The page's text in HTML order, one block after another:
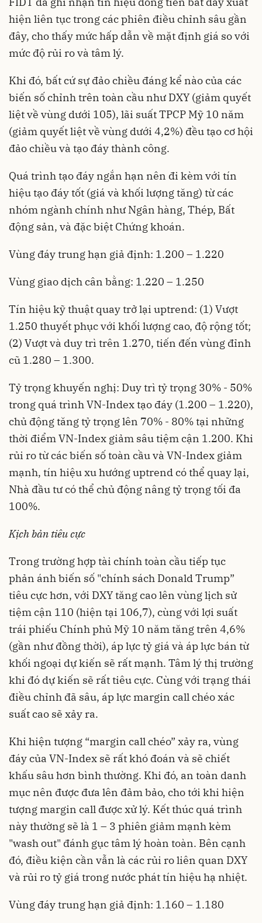
hiện liên tục trong các phiên điều chỉnh sâu gần
đây, cho thấy mức hấp dẫn về mặt định giá so với
mức độ rủi ro và tâm lý.
Khi đó, bất cứ sự đảo chiều đáng kể nào của các
biến số chỉnh trên toàn cầu như DXY (giảm quyết
liệt về vùng dưới 105), lãi suất TPCP Mỹ 10 năm
(giảm quyết liệt về vùng dưới 4,2%) đều tạo cơ hội
đảo chiều và tạo đáy thành công.
Quá trình tạo đáy ngắn hạn nên đi kèm với tín
hiệu tạo đáy tốt (giá và khối lượng tăng) từ các
nhóm ngành chính như Ngân hàng, Thép, Bất
động sản, và đặc biệt Chứng khoán.
Vùng đáy trung hạn giả định: 1.200 – 1.220
Vùng giao dịch cân bằng: 1.220 – 1.250
Tín hiệu kỹ thuật quay trở lại uptrend: (1) Vượt
1.250 thuyết phục với khối lượng cao, độ rộng tốt;
(2) Vượt và duy trì trên 1.270, tiến đến vùng đỉnh
cũ 1.280 – 1.300.
Tỷ trọng khuyến nghị: Duy trì tỷ trọng 30% - 50%
trong quá trình VN-Index tạo đáy (1.200 – 1.220),
chủ động tăng tỷ trọng lên 70% - 80% tại những
thời điểm VN-Index giảm sâu tiệm cận 1.200. Khi
rủi ro từ các biến số toàn cầu và VN-Index giảm
mạnh, tín hiệu xu hướng uptrend có thể quay lại,
Nhà đầu tư có thể chủ động nâng tỷ trọng tối đa
100%.
Kịch bản tiêu cực
Trong trường hợp tài chính toàn cầu tiếp tục
phản ánh biến số "chính sách Donald Trump”
tiêu cực hơn, với DXY tăng cao lên vùng lịch sử
tiệm cận 110 (hiện tại 106,7), cùng với lợi suất
trái phiếu Chính phủ Mỹ 10 năm tăng trên 4,6%
(gần như đồng thời), áp lực tỷ giá và áp lực bán từ
khối ngoại dự kiến sẽ rất mạnh. Tâm lý thị trường
khi đó dự kiến sẽ rất tiêu cực. Cùng với trạng thái
điều chỉnh đã sâu, áp lực margin call chéo xác
suất cao sẽ xảy ra.
Khi hiện tượng “margin call chéo” xảy ra, vùng
đáy của VN-Index sẽ rất khó đoán và sẽ chiết
khấu sâu hơn bình thường. Khi đó, an toàn danh
mục nên được đưa lên đảm bảo, cho tới khi hiện
tượng margin call được xử lý. Kết thúc quá trình
này thường sẽ là 1 – 3 phiên giảm mạnh kèm
"wash out" đánh gục tâm lý hoàn toàn. Bên cạnh
đó, điều kiện cần vẫn là các rủi ro liên quan DXY
và rủi ro tỷ giá trong nước phát tín hiệu hạ nhiệt.
Vùng đáy trung hạn giả định: 1.160 – 1.180